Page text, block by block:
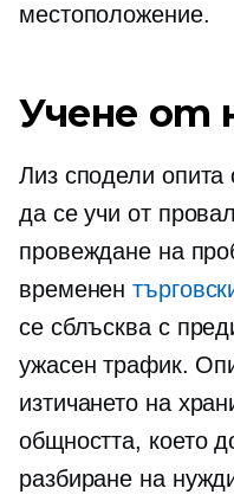
местоположение.
Учене от
Лиз сподели опита
да се учи от
провеждане на
временен
се сблъсква с
ужасен трафик.
изтичането на
общността, което
разбиране на